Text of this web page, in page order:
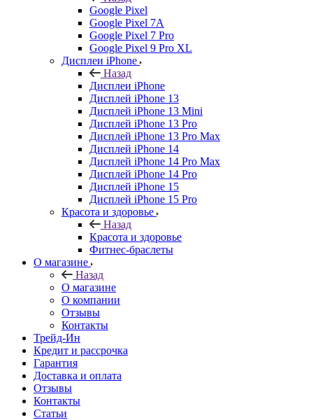
Google Pixel
Google Pixel 7А
Google Pixel 7 Pro
Google Pixel 9 Pro XL
Дисплеи iPhone
Назад
Дисплеи iPhone
Дисплей iPhone 13
Дисплей iPhone 13 Mini
Дисплей iPhone 13 Pro
Дисплей iPhone 13 Pro Max
Дисплей iPhone 14
Дисплей iPhone 14 Pro Max
Дисплей iPhone 14 Pro
Дисплей iPhone 15
Дисплей iPhone 15 Pro
Красота и здоровье
Назад
Красота и здоровье
Фитнес-браслеты
О магазине
Назад
О магазине
О компании
Отзывы
Контакты
Трейд-Ин
Кредит и рассрочка
Гарантия
Доставка и оплата
Отзывы
Контакты
Статьи